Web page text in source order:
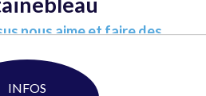
nous aime et faire des
INFOS